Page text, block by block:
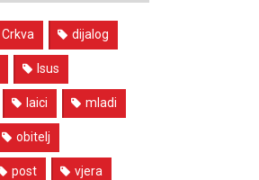
Crkva dijalog
Isus
laici mladi
obitelj
post vjera